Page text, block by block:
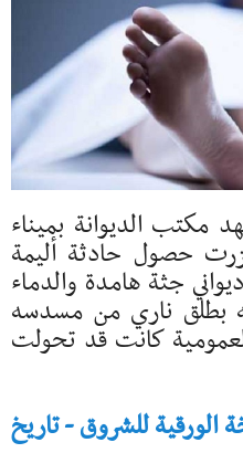
الديوانة بميناء
حصول حادثة أليمة
جثة هامدة والدماء
بطلق ناري من مسدسه
كانت قد تحولت
الورقية للشروق - تاريخ